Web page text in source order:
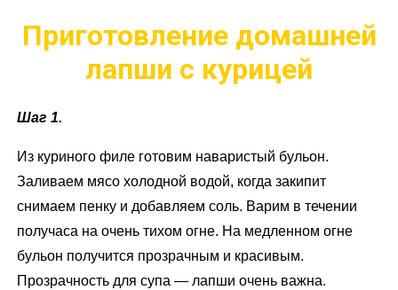
Приготовление домашней
лапши с курицей
Шаг 1.
Из куриного филе готовим наваристый бульон.
Заливаем мясо холодной водой, когда закипит
снимаем пенку и добавляем соль. Варим в течении
получаса на очень тихом огне. На медленном огне
бульон получится прозрачным и красивым.
Прозрачность для супа — лапши очень важна.